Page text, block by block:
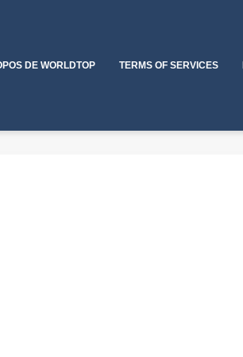
DE WORLDTOP TERMS OF SERVICES